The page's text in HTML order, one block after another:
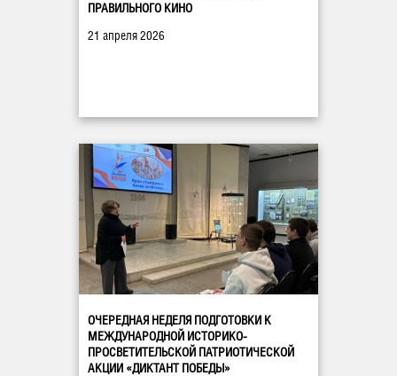
ПРАВИЛЬНОГО КИНО
21 апреля 2026
ОЧЕРЕДНАЯ НЕДЕЛЯ ПОДГОТОВКИ К
МЕЖДУНАРОДНОЙ ИСТОРИКО-
ПРОСВЕТИТЕЛЬСКОЙ ПАТРИОТИЧЕСКОЙ
АКЦИИ «ДИКТАНТ ПОБЕДЫ»